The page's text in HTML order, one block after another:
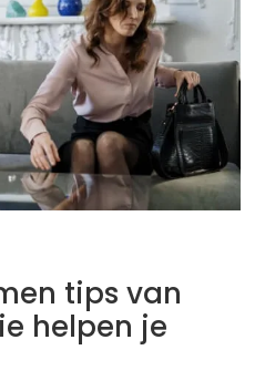
tips van
helpen je